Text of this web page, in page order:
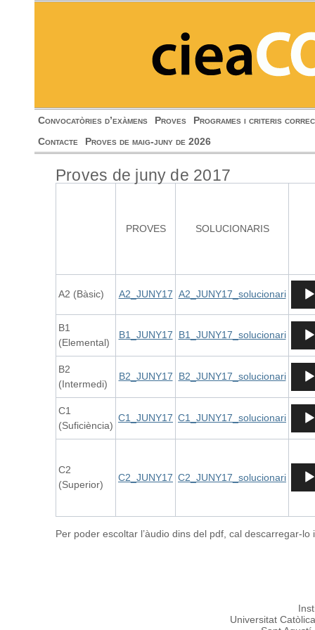
Convocatòries d’exàmens Proves
Programes i criteris
Contacte
Proves de maig-juny de 2026
Proves de juny de 2017
PROVES SOLUCIONARIS
A2 (Bàsic) A2_JUNY17 A2_JUNY17_solucionari
B1
(Elemental)
B1_JUNY17 B1_JUNY17_solucionari
B2
(Intermedi)
B2_JUNY17 B2_JUNY17_solucionari
C1
(Suficiència)
C1_JUNY17 C1_JUNY17_solucionari
C2
(Superior)
C2_JUNY17 C2_JUNY17_solucionari
Per poder escoltar l’àudio dins del pdf, cal descarregar-
Universitat